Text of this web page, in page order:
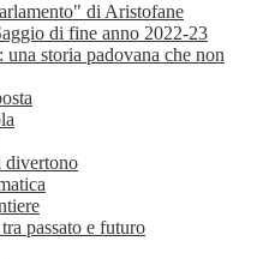
di Aristofane
di fine anno 2022-23
storia padovana che non
divertono
passato e futuro